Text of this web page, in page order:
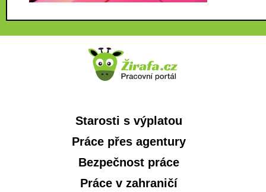
Starosti s výplatou
Práce přes agentury
Bezpečnost práce
Práce v zahraničí